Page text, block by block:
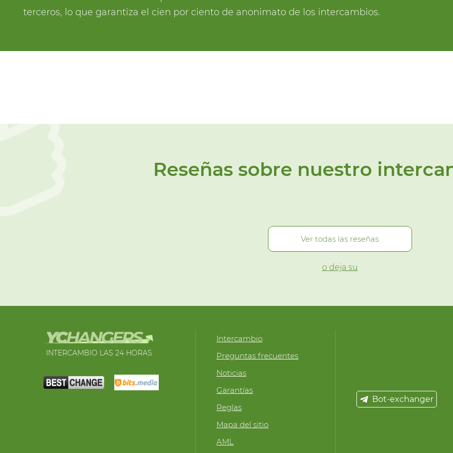
terceros, lo que garantiza el cien por ciento de anonimato de los intercambios.
Reseñas sobre nuestro
Ver todas las reseñas
o deja su
INTERCAMBIO LAS 24 HORAS
Intercambio
Preguntas frecuentes
Noticias
Garantías
Reglas
Mapa del sitio
AML
Bot-exchanger